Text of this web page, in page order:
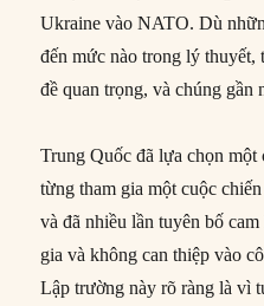
Ukraine vào NATO. Dù
đến mức nào trong lý thuyết,
đề quan trọng, và chúng gần
Trung Quốc đã lựa chọn một
từng tham gia một cuộc
và đã nhiều lần tuyên bố
gia và không can thiệp vào
Lập trường này rõ ràng là vì